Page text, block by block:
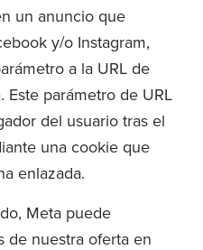
un anuncio que
y/o Instagram,
a la URL de
Este parámetro de URL
del usuario tras el
una cookie que
enlazada.
Meta puede
de nuestra oferta en